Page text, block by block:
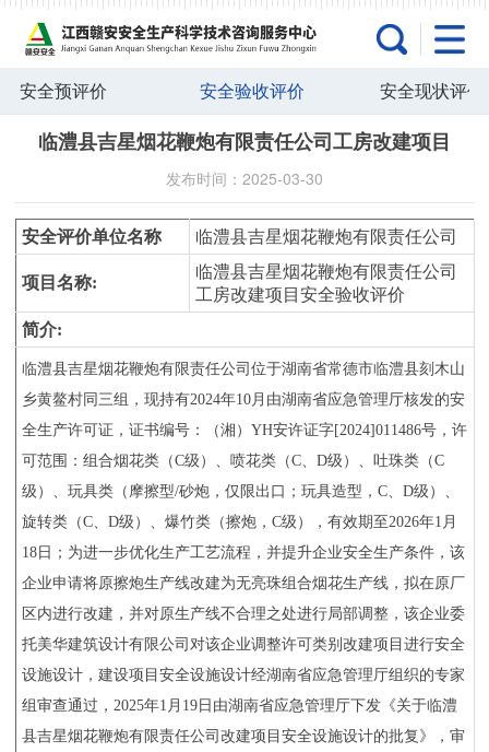
安全预评价 安全验收评价 安全现状评价
临澧县吉星烟花鞭炮有限责任公司工房改建项目
发布时间：2025-03-30
安全评价单位名称 临澧县吉星烟花鞭炮有限责任公司
项目名称:
临澧县吉星烟花鞭炮有限责任公司
工房改建项目安全验收评价
简介:
临澧县吉星烟花鞭炮有限责任公司位于湖南省常德市临澧县刻木山
乡黄鳌村同三组，现持有2024年10月由湖南省应急管理厅核发的安
全生产许可证，证书编号：（湘）YH安许证字[2024]011486号，许
可范围：组合烟花类（C级）、喷花类（C、D级）、吐珠类（C
级）、玩具类（摩擦型/砂炮，仅限出口；玩具造型，C、D级）、
旋转类（C、D级）、爆竹类（擦炮，C级），有效期至2026年1月
18日；为进一步优化生产工艺流程，并提升企业安全生产条件，该
企业申请将原擦炮生产线改建为无亮珠组合烟花生产线，拟在原厂
区内进行改建，并对原生产线不合理之处进行局部调整，该企业委
托美华建筑设计有限公司对该企业调整许可类别改建项目进行安全
设施设计，建设项目安全设施设计经湖南省应急管理厅组织的专家
组审查通过，2025年1月19日由湖南省应急管理厅下发《关于临澧
县吉星烟花鞭炮有限责任公司改建项目安全设施设计的批复》，审